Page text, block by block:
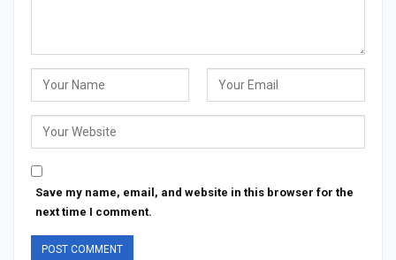
Save my name, email, and website in this browser for the
next time I comment.